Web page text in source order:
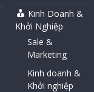
Kinh Doanh &
Khởi Nghiệp
Sale &
Marketing
Kinh doanh &
Khởi nghiệp